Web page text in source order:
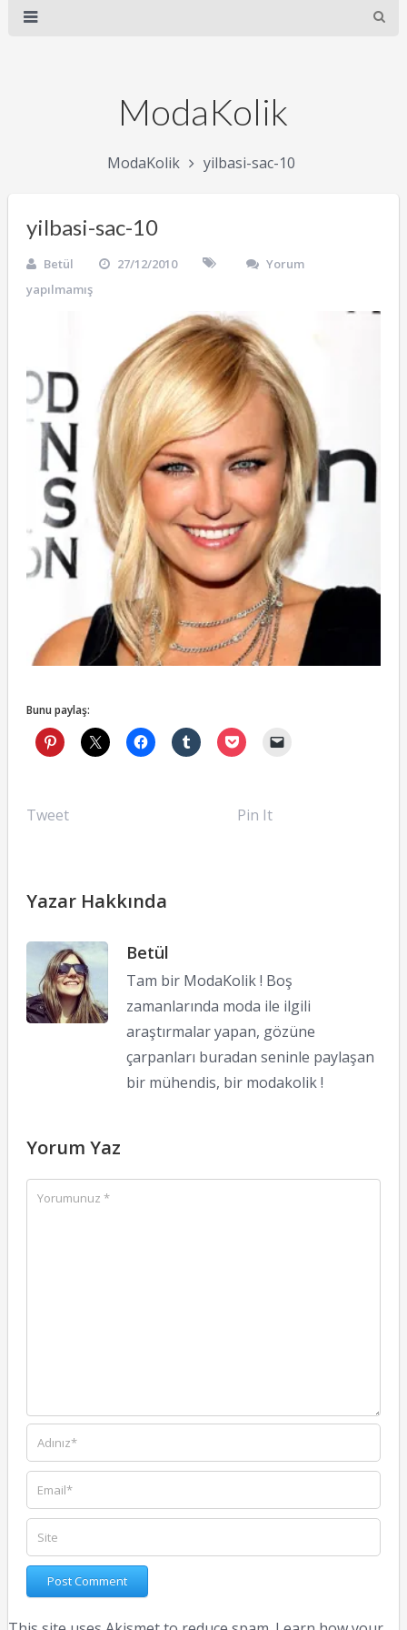
ModaKolik
ModaKolik yilbasi-sac-10
yilbasi-sac-10
Betül 27/12/2010
Yorum
yapılmamış
Bunu paylaş:
Tweet Pin It
Yazar Hakkında
Betül
Tam bir ModaKolik ! Boş
zamanlarında moda ile ilgili
araştırmalar yapan, gözüne
çarpanları buradan seninle paylaşan
bir mühendis, bir modakolik !
Yorum Yaz